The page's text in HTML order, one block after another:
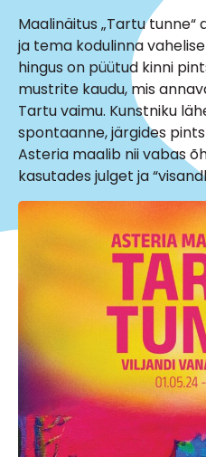
Maalinäitus „Tartu
ja tema kodulinna
hingus on püütud kinni
mustrite kaudu, mis
Tartu vaimu. Kunstniku
spontaanne, järgides
Asteria maalib nii vabas
kasutades julget ja